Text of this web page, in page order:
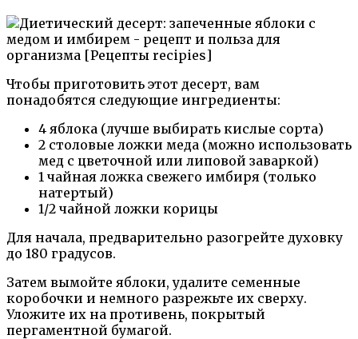
Чтобы приготовить этот десерт, вам
понадобятся следующие ингредиенты:
4 яблока (лучше выбирать кислые сорта)
2 столовые ложки меда (можно использовать
мед с цветочной или липовой заваркой)
1 чайная ложка свежего имбиря (только
натертый)
1/2 чайной ложки корицы
Для начала, предварительно разогрейте духовку
до 180 градусов.
Затем вымойте яблоки, удалите семенные
коробочки и немного разрежьте их сверху.
Уложите их на противень, покрытый
пергаментной бумагой.